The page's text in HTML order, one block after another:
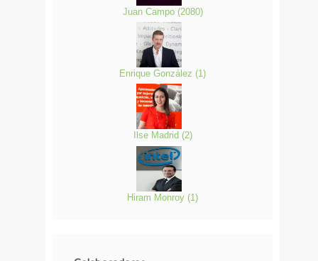
Juan Campo (2080)
Enrique González (1)
Ilse Madrid (2)
Hiram Monroy (1)